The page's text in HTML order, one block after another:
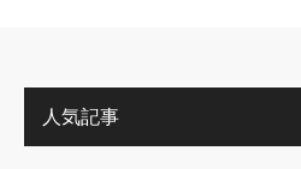
人気記事